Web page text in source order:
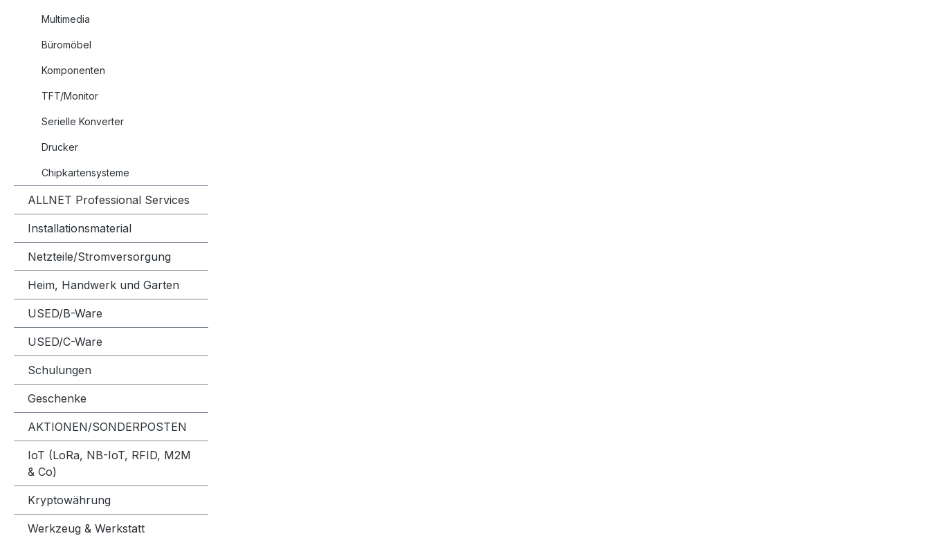
Multimedia
Büromöbel
Komponenten
TFT/Monitor
Serielle Konverter
Drucker
Chipkartensysteme
ALLNET Professional Services
Installationsmaterial
Netzteile/Stromversorgung
Heim, Handwerk und Garten
USED/B-Ware
USED/C-Ware
Schulungen
Geschenke
AKTIONEN/SONDERPOSTEN
IoT (LoRa, NB-IoT, RFID, M2M
& Co)
Kryptowährung
Werkzeug & Werkstatt